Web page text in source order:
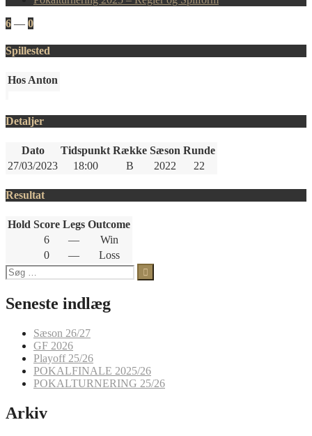
6 — 0
Spillested
Hos Anton
Detaljer
Dato Tidspunkt Række Sæson Runde
27/03/2023
18:00 B 2022 22
Resultat
Hold Score Legs Outcome
6
—
Win
0
—
Loss
Søg
efter:
Seneste indlæg
Sæson 26/27
GF 2026
Playoff 25/26
POKALFINALE 2025/26
POKALTURNERING 25/26
Arkiv